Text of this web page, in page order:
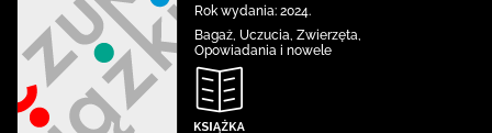
Rok wydania: 2024.
Bagaż, Uczucia, Zwierzęta,
Opowiadania i nowele